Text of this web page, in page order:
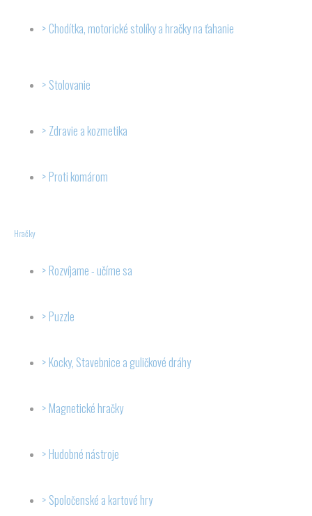
Chodítka, motorické stolíky a hračky na ťahanie
Stolovanie
Zdravie a kozmetika
Proti komárom
Hračky
Rozvíjame - učíme sa
Puzzle
Kocky, Stavebnice a guličkové dráhy
Magnetické hračky
Hudobné nástroje
Spoločenské a kartové hry